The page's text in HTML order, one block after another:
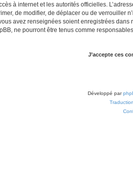
à internet et les autorités officielles.
de modifier, de déplacer ou de verrouiller
avez renseignées soient enregistrées
ne pourront être tenus comme
Développé par